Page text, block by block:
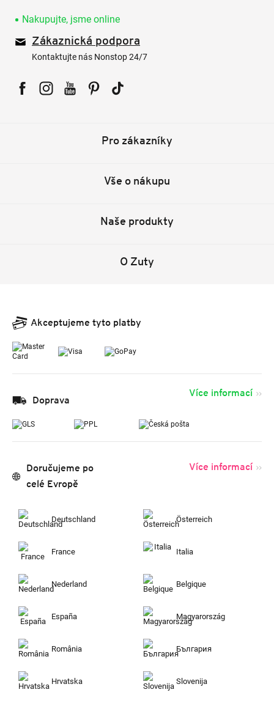
Nakupujte, jsme online
Zákaznická podpora
Kontaktujte nás Nonstop 24/7
Pro zákazníky
Vše o nákupu
Naše produkty
O Zuty
Akceptujeme tyto platby
Doprava
Více informací
Doručujeme po
celé Evropě
Více informací
Deutschland Österreich
France Italia
Nederland Belgique
España Magyarország
România България
Hrvatska Slovenija